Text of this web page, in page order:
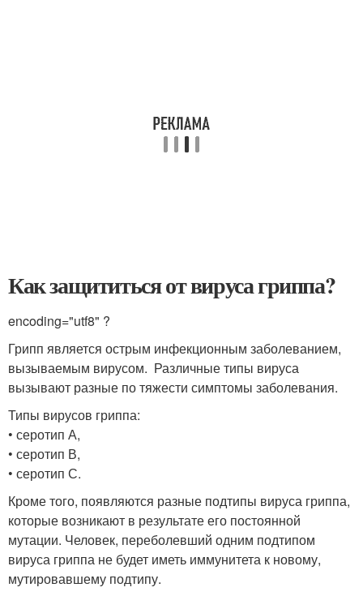
Как защититься от вируса гриппа?
encoding="utf8" ?
Грипп является острым инфекционным заболеванием,
вызываемым вирусом. Различные типы вируса
вызывают разные по тяжести симптомы заболевания.
Типы вирусов гриппа:
• серотип А,
• серотип В,
• серотип С.
Кроме того, появляются разные подтипы вируса гриппа,
которые возникают в результате его постоянной
мутации. Человек, переболевший одним подтипом
вируса гриппа не будет иметь иммунитета к новому,
мутировавшему подтипу.